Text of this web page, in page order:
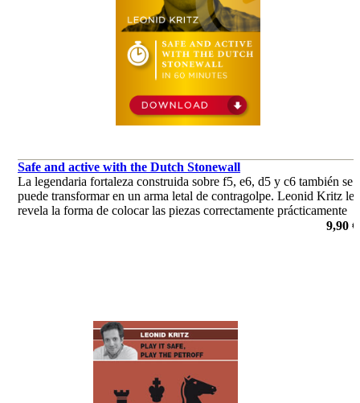
Safe and active with the Dutch Stonewall
La legendaria fortaleza construida sobre f5, e6, d5 y c6 también se
puede transformar en un arma letal de contragolpe. Leonid Kritz le
revela la forma de colocar las piezas correctamente prácticamente
9,90 €